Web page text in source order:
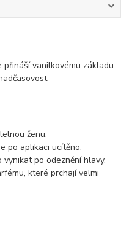
vanilkovému základu
ženu.
po aplikaci ucítěno.
po odeznění hlavy.
které prchají velmi